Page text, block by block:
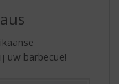
uw barbecue!